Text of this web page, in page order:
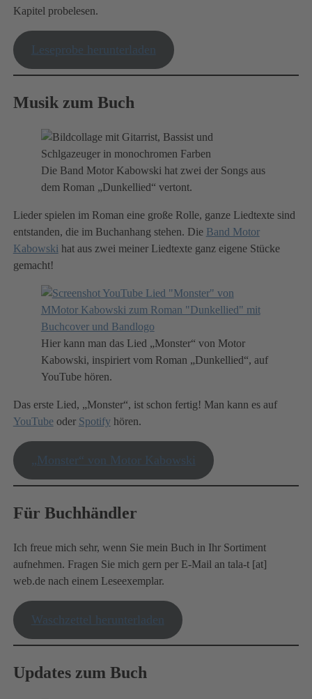
Kapitel probelesen.
Leseprobe herunterladen
Musik zum Buch
Die Band Motor Kabowski hat zwei der Songs aus
dem Roman „Dunkellied“ vertont.
Lieder spielen im Roman eine große Rolle, ganze Liedtexte sind
entstanden, die im Buchanhang stehen. Die Band Motor
Kabowski hat aus zwei meiner Liedtexte ganz eigene Stücke
gemacht!
Hier kann man das Lied „Monster“ von Motor
Kabowski, inspiriert vom Roman „Dunkellied“, auf
YouTube hören.
Das erste Lied, „Monster“, ist schon fertig! Man kann es auf
YouTubeoder Spotifyhören.
„Monster“ von Motor Kabowski
Für Buchhändler
Ich freue mich sehr, wenn Sie mein Buch in Ihr Sortiment
aufnehmen. Fragen Sie mich gern per E-Mail an tala-t [at]
web.de nach einem Leseexemplar.
Waschzettel herunterladen
Updates zum Buch